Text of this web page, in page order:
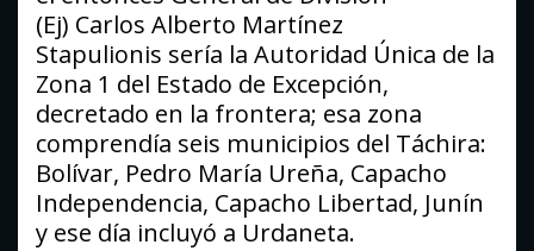
(Ej) Carlos Alberto Martínez
Stapulionis sería la Autoridad Única de la
Zona 1 del Estado de Excepción,
decretado en la frontera; esa zona
comprendía seis municipios del Táchira:
Bolívar, Pedro María Ureña, Capacho
Independencia, Capacho Libertad, Junín
y ese día incluyó a Urdaneta.